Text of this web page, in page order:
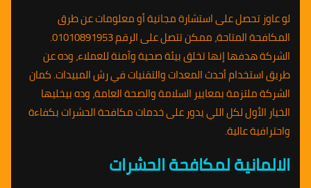
لو عاوز تحصل على استشارة مجانية أو معلومات عن طرق
المكافحة المتاحة، ممكن تتصل على الرقم 01010891953.
الشركة هدفها إنها تخلق بيئة صحية وآمنة للعملاء، وده عن
طريق استخدام أحدث المعدات والتقنيات في رش المبيدات. كمان
الشركة ملتزمة بمعايير السلامة والصحة العامة، وده بيخليها
الخيار الأول لكل اللي يدور على خدمات مكافحة الحشرات بكفاءة
واحترافية عالية.
الالمانية لمكافحة الحشرات